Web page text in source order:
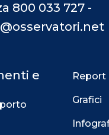
800 033 727 -
e
Report
Grafici